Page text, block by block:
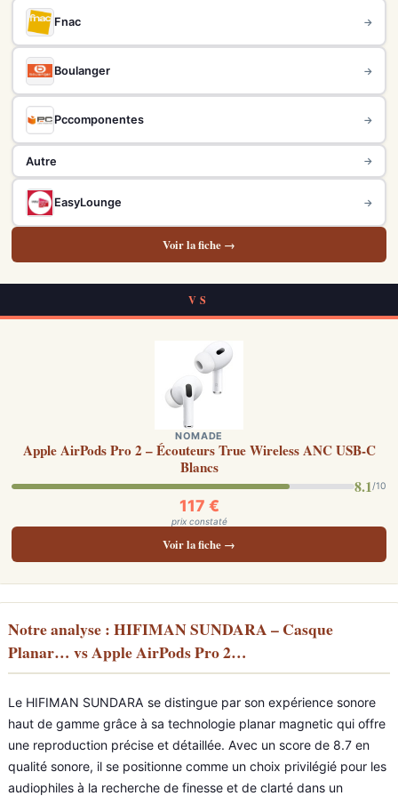
Fnac →
Boulanger →
Pccomponentes →
Autre →
EasyLounge →
Voir la fiche →
VS
NOMADE
Apple AirPods Pro 2 – Écouteurs True Wireless ANC USB-C
Blancs
8.1/10
117 €
prix constaté
Voir la fiche →
Notre analyse : HIFIMAN SUNDARA – Casque
Planar… vs Apple AirPods Pro 2…
Le HIFIMAN SUNDARA se distingue par son expérience sonore
haut de gamme grâce à sa technologie planar magnetic qui offre
une reproduction précise et détaillée. Avec un score de 8.7 en
qualité sonore, il se positionne comme un choix privilégié pour les
audiophiles à la recherche de finesse et de clarté dans un